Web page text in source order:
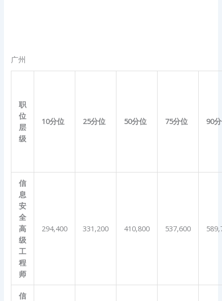
广州
职
位
层
级
10分位 25分位 50分位 75分位 90
信
息
安
全
高
级
工
程
师
294,400 331,200 410,800 537,600
信